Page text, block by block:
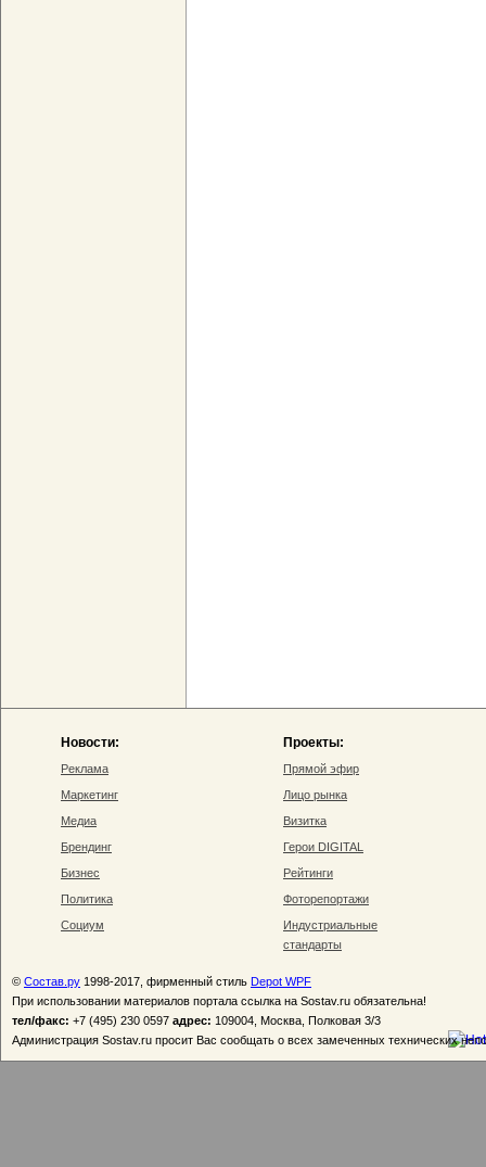
Новости:
Реклама
Маркетинг
Медиа
Брендинг
Бизнес
Политика
Социум
Проекты:
Прямой эфир
Лицо рынка
Визитка
Герои DIGITAL
Рейтинги
Фоторепортажи
Индустриальные
стандарты
© Состав.ру 1998-2017, фирменный стиль Depot WPF
При использовании материалов портала ссылка на Sostav.ru обязательна!
тел/факс: +7 (495) 230 0597 адрес: 109004, Москва, Полковая 3/3
Администрация Sostav.ru просит Вас сообщать о всех замеченных технических